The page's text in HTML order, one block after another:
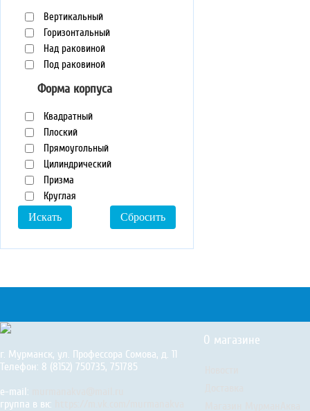
Вертикальный
Горизонтальный
Над раковиной
Под раковиной
Форма корпуса
Квадратный
Плоский
Прямоугольный
Цилиндрический
Призма
Круглая
г. Мурманск, ул. Профессора Сомова, д. 11
Телефон: 8 (8152) 750735, 751785
e-mail:
группа в вк:
О магазине